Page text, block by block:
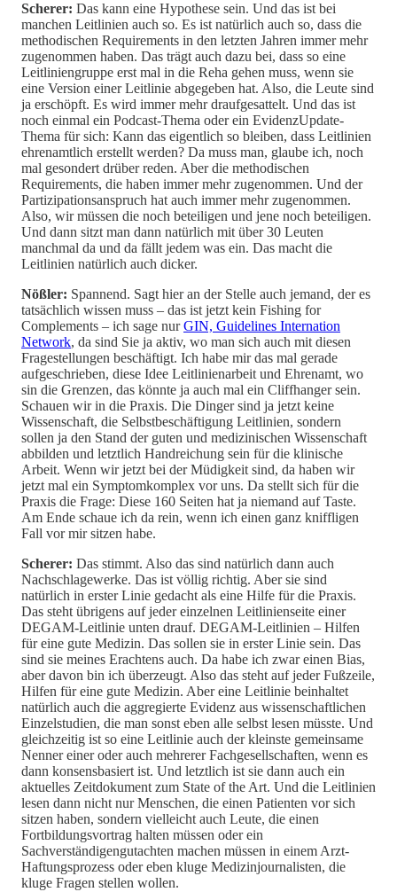
Scherer: Das kann eine Hypothese sein. Und das ist bei
manchen Leitlinien auch so. Es ist natürlich auch so, dass die
methodischen Requirements in den letzten Jahren immer mehr
zugenommen haben. Das trägt auch dazu bei, dass so eine
Leitliniengruppe erst mal in die Reha gehen muss, wenn sie
eine Version einer Leitlinie abgegeben hat. Also, die Leute sind
ja erschöpft. Es wird immer mehr draufgesattelt. Und das ist
noch einmal ein Podcast-Thema oder ein EvidenzUpdate-
Thema für sich: Kann das eigentlich so bleiben, dass Leitlinien
ehrenamtlich erstellt werden? Da muss man, glaube ich, noch
mal gesondert drüber reden. Aber die methodischen
Requirements, die haben immer mehr zugenommen. Und der
Partizipationsanspruch hat auch immer mehr zugenommen.
Also, wir müssen die noch beteiligen und jene noch beteiligen.
Und dann sitzt man dann natürlich mit über 30 Leuten
manchmal da und da fällt jedem was ein. Das macht die
Leitlinien natürlich auch dicker.
Nößler: Spannend. Sagt hier an der Stelle auch jemand, der es
tatsächlich wissen muss – das ist jetzt kein Fishing for
Complements – ich sage nurGIN, Guidelines Internation
Network, da sind Sie ja aktiv, wo man sich auch mit diesen
Fragestellungen beschäftigt. Ich habe mir das mal gerade
aufgeschrieben, diese Idee Leitlinienarbeit und Ehrenamt, wo
sin die Grenzen, das könnte ja auch mal ein Cliffhanger sein.
Schauen wir in die Praxis. Die Dinger sind ja jetzt keine
Wissenschaft, die Selbstbeschäftigung Leitlinien, sondern
sollen ja den Stand der guten und medizinischen Wissenschaft
abbilden und letztlich Handreichung sein für die klinische
Arbeit. Wenn wir jetzt bei der Müdigkeit sind, da haben wir
jetzt mal ein Symptomkomplex vor uns. Da stellt sich für die
Praxis die Frage: Diese 160 Seiten hat ja niemand auf Taste.
Am Ende schaue ich da rein, wenn ich einen ganz kniffligen
Fall vor mir sitzen habe.
Scherer: Das stimmt. Also das sind natürlich dann auch
Nachschlagewerke. Das ist völlig richtig. Aber sie sind
natürlich in erster Linie gedacht als eine Hilfe für die Praxis.
Das steht übrigens auf jeder einzelnen Leitlinienseite einer
DEGAM-Leitlinie unten drauf. DEGAM-Leitlinien – Hilfen
für eine gute Medizin. Das sollen sie in erster Linie sein. Das
sind sie meines Erachtens auch. Da habe ich zwar einen Bias,
aber davon bin ich überzeugt. Also das steht auf jeder Fußzeile,
Hilfen für eine gute Medizin. Aber eine Leitlinie beinhaltet
natürlich auch die aggregierte Evidenz aus wissenschaftlichen
Einzelstudien, die man sonst eben alle selbst lesen müsste. Und
gleichzeitig ist so eine Leitlinie auch der kleinste gemeinsame
Nenner einer oder auch mehrerer Fachgesellschaften, wenn es
dann konsensbasiert ist. Und letztlich ist sie dann auch ein
aktuelles Zeitdokument zum State of the Art. Und die Leitlinien
lesen dann nicht nur Menschen, die einen Patienten vor sich
sitzen haben, sondern vielleicht auch Leute, die einen
Fortbildungsvortrag halten müssen oder ein
Sachverständigengutachten machen müssen in einem Arzt-
Haftungsprozess oder eben kluge Medizinjournalisten, die
kluge Fragen stellen wollen.